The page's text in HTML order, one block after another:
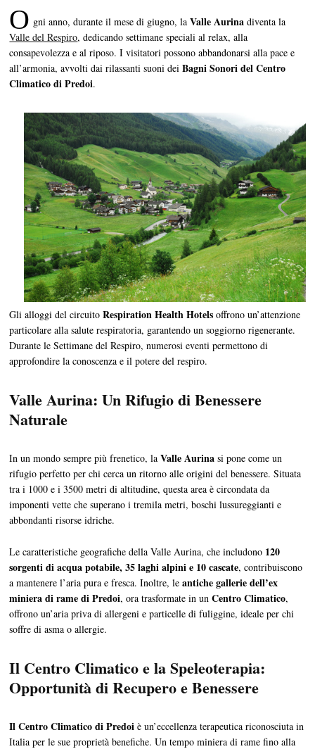
O gni anno, durante il mese di giugno, laValle Aurina diventa la
Valle del Respiro, dedicando settimane speciali al relax, alla
consapevolezza e al riposo. I visitatori possono abbandonarsi alla pace e
all’armonia, avvolti dai rilassanti suoni deiBagni Sonori del Centro
Climatico di Predoi.
Gli alloggi del circuitoRespiration Health Hotels offrono un’attenzione
particolare alla salute respiratoria, garantendo un soggiorno rigenerante.
Durante le Settimane del Respiro, numerosi eventi permettono di
approfondire la conoscenza e il potere del respiro.
Valle Aurina: Un Rifugio di Benessere
Naturale
In un mondo sempre più frenetico, laValle Aurina si pone come un
rifugio perfetto per chi cerca un ritorno alle origini del benessere. Situata
tra i 1000 e i 3500 metri di altitudine, questa area è circondata da
imponenti vette che superano i tremila metri, boschi lussureggianti e
abbondanti risorse idriche.
Le caratteristiche geografiche della Valle Aurina, che includono 120
sorgenti di acqua potabile, 35 laghi alpini e 10 cascate, contribuiscono
a mantenere l’aria pura e fresca. Inoltre, leantiche gallerie dell’ex
miniera di rame di Predoi, ora trasformate in unCentro Climatico,
offrono un’aria priva di allergeni e particelle di fuliggine, ideale per chi
soffre di asma o allergie.
Il Centro Climatico e la Speleoterapia:
Opportunità di Recupero e Benessere
Il Centro Climatico di Predoi è un’eccellenza terapeutica riconosciuta in
Italia per le sue proprietà benefiche. Un tempo miniera di rame fino alla